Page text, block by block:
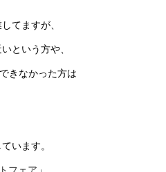
てますが、
という方や、
きなかった方は
います。
フェア 」